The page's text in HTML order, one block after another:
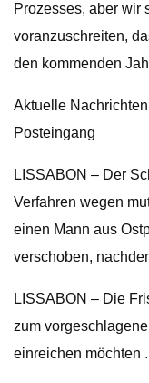
Prozesses, aber wir
voranzuschreiten,
den kommenden
Aktuelle
Posteingang
LISSABON – Der
Verfahren wegen
einen Mann aus
verschoben,
LISSABON – Die
zum
einreichen möchten